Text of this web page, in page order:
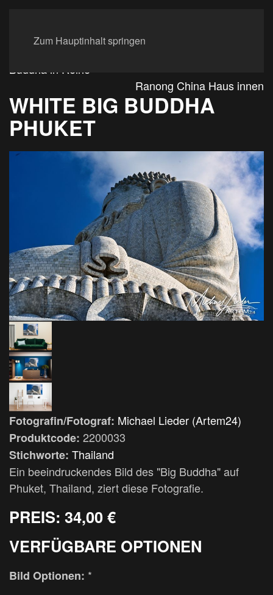
Zum Hauptinhalt springen
Buddha in Reihe
Ranong China Haus innen
WHITE BIG BUDDHA
PHUKET
Fotografin/Fotograf: Michael Lieder (Artem24)
Produktcode: 2200033
Stichworte: Thailand
Ein beeindruckendes Bild des "Big Buddha" auf
Phuket, Thailand, ziert diese Fotografie.
PREIS: 34,00 €
VERFÜGBARE OPTIONEN
Bild Optionen: *